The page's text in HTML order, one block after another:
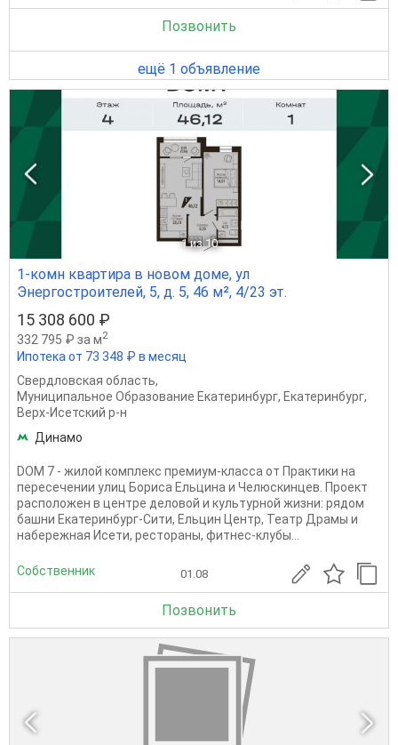
Позвонить
ещё 1 объявление
1 из 10
1-комн квартира в новом доме, ул
Энергостроителей, 5, д. 5, 46 м², 4/23 эт.
15 308 600 ₽
332 795 ₽ за м2
Ипотека от 73 348 ₽ в месяц
Свердловская область,
Муниципальное Образование Екатеринбург, Екатеринбург,
Верх-Исетский р-н
Динамо
DOM 7 - жилой комплекс премиум-класса от Практики на
пересечении улиц Бориса Ельцина и Челюскинцев. Проект
расположен в центре деловой и культурной жизни: рядом
башни Екатеринбург-Сити, Ельцин Центр, Театр Драмы и
набережная Исети, рестораны, фитнес-клубы...
Собственник 01.08
Позвонить